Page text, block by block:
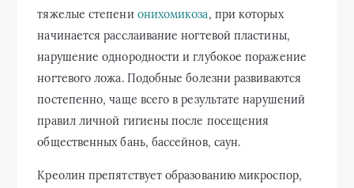
тяжелые степени онихомикоза, при которых
начинается расслаивание ногтевой пластины,
нарушение однородности и глубокое поражение
ногтевого ложа. Подобные болезни развиваются
постепенно, чаще всего в результате нарушений
правил личной гигиены после посещения
общественных бань, бассейнов, саун.
Креолин препятствует образованию микроспор,